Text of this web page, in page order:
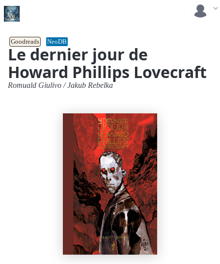
Le dernier jour de
Howard Phillips Lovecraft
Goodreads NeoDB
Romuald Giulivo /Jakub Rebelka